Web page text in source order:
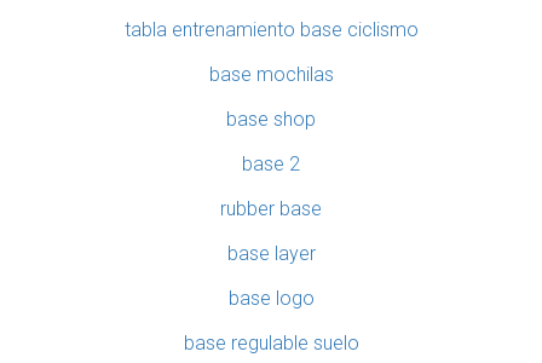
tabla entrenamiento base ciclismo
base mochilas
base shop
base 2
rubber base
base layer
base logo
base regulable suelo